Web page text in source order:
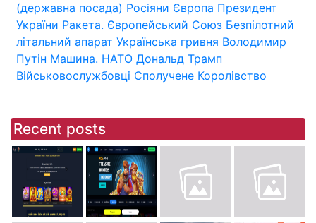
(державна посада) Росіяни Європа Президент
України Ракета. Європейський Союз Безпілотний
літальний апарат Українська гривня Володимир
Путін Машина. НАТО Дональд Трамп
Військовослужбовці Сполучене Королівство
Recent posts